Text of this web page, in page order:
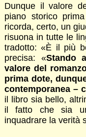
Dunque il valore
piano storico
ricorda, certo, un
risuona in tutte le
tradotto: «È il più
precisa: «Stando
valore del
prima dote,
contemporanea –
il libro sia bello,
il fatto che sia
inquadrare la verità